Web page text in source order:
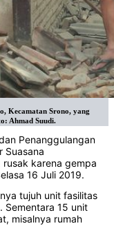
Kecamatan Srono, yang
Ahmad Suudi.
Penanggulangan
Suasana
karena gempa
16 Juli 2019.
tujuh unit fasilitas
Sementara 15 unit
misalnya rumah